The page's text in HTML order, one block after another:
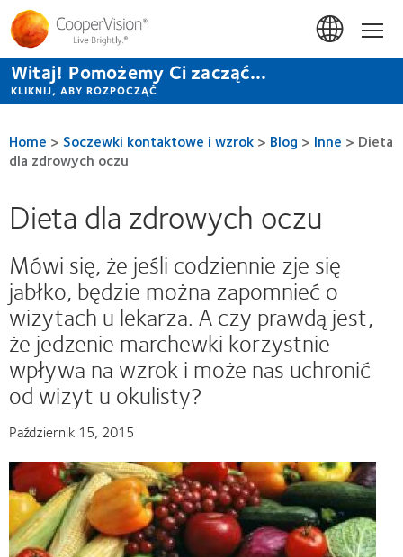
Przejdź
do
treści
Witaj! Pomożemy Ci zacząć...
KLIKNIJ, ABY ROZPOCZĄĆ
Home > Soczewki kontaktowe i wzrok > Blog > Inne > Dieta
dla zdrowych oczu
Dieta dla zdrowych oczu
Mówi się, że jeśli codziennie zje się
jabłko, będzie można zapomnieć o
wizytach u lekarza. A czy prawdą jest,
że jedzenie marchewki korzystnie
wpływa na wzrok i może nas uchronić
od wizyt u okulisty?
Październik 15, 2015